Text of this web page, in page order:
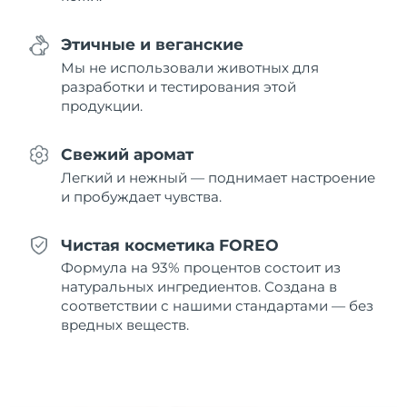
Этичные и веганские
Мы не использовали животных для
разработки и тестирования этой
продукции.
Свежий аромат
Легкий и нежный — поднимает настроение
и пробуждает чувства.
Чистая косметика FOREO
Формула на 93% процентов состоит из
натуральных ингредиентов. Создана в
соответствии с нашими стандартами — без
вредных веществ.
Нидерланды
Ожидаемая дата доставки
Новая Зеландия
Норвегия
Филиппины
8/13/26
Польша
Ожидаемая дата доставки